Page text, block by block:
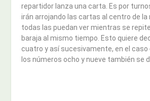
repartidor lanza una carta. Es por
irán arrojando las cartas al centro de la
todas las puedan ver mientras se
baraja al mismo tiempo. Esto quiere
cuatro y así sucesivamente, en el caso
los números ocho y nueve también se